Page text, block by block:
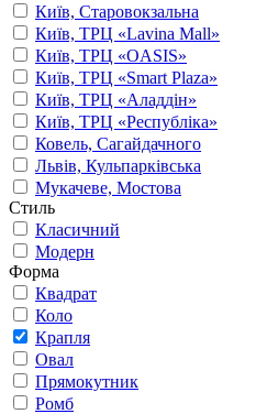
Київ, Старовокзальна
Київ, ТРЦ «Lavina Mall»
Київ, ТРЦ «OASIS»
Київ, ТРЦ «Smart Plaza»
Київ, ТРЦ «Аладдін»
Київ, ТРЦ «Республіка»
Ковель, Сагайдачного
Львів, Кульпарківська
Мукачеве, Мостова
Стиль
Класичний
Модерн
Форма
Квадрат
Коло
Крапля
Овал
Прямокутник
Ромб